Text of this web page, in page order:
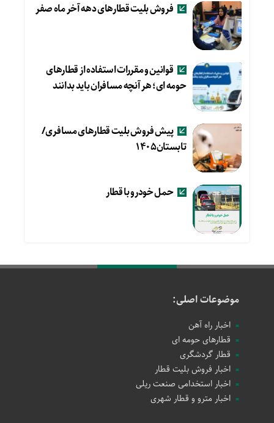
فروش بلیت قطارهای دهه آخر ماه صفر
قوانین و مقررات استفاده از قطارهای
حومه ای؛ هر آنچه مسافران باید بدانند
پیش فروش بلیت قطارهای مسافری/
تابستان۱۴۰۵
حمل خودرو با قطار
موضوعات اصلی:
اخبار راه آهن
قطارهای حومه ای
قطار گردشگری
اخبار فروش بلیت قطار
اخبار استخدامی صنعت ریلی
اخبار مترو و قطار شهری